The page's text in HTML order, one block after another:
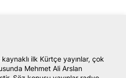
ilk Kürtçe yayınlar, çok
Mehmet Ali Arslan